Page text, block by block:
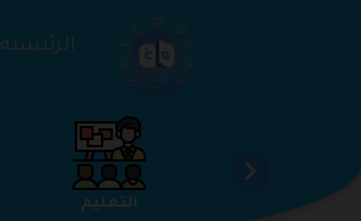
الرئيسية
الجمال والعناية الخدمات